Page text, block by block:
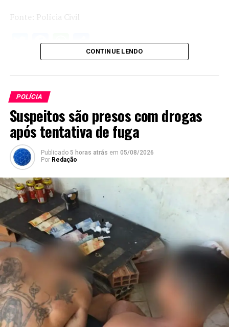
Fonte: Polícia Civil
Twitter
Facebook
WhatsApp
Share
CONTINUE LENDO
POLÍCIA
Suspeitos são presos com drogas
após tentativa de fuga
Publicado 5 horas atrás em 05/08/2026
Por Redação